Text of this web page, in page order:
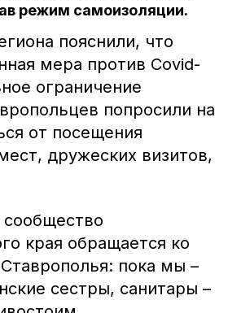
режим самоизоляции.
пояснили, что
мера против Covid-
ограничение
попросили на
от посещения
дружеских визитов,
края обращается ко
пока мы –
сестры, санитары –